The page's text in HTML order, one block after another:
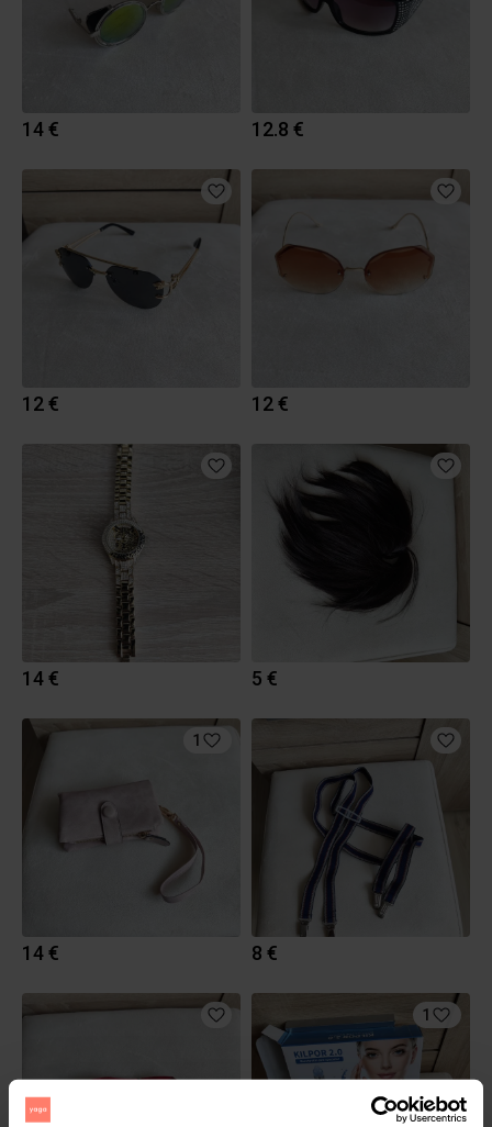
14 € 12.8 €
12 € 12 €
14 € 5 €
1
14 € 8 €
1